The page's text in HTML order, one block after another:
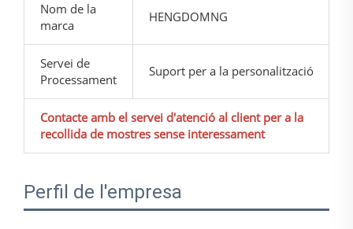
Nom de la
marca
HENGDOMNG
Servei de
Processament
Suport per a la personalització
Contacte amb el servei d'atenció al client per a la
recollida de mostres sense interessament
Perfil de l'empresa